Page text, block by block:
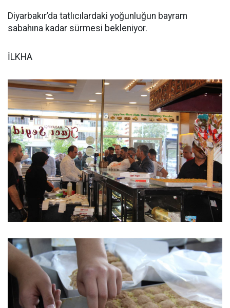
Diyarbakır’da tatlıcılardaki yoğunluğun bayram
sabahına kadar sürmesi bekleniyor.
İLKHA